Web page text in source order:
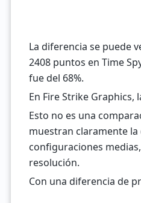
La diferencia se puede
2408 puntos en Time
fue del 68%.
En Fire Strike Graphics,
Esto no es una
muestran claramente
configuraciones
resolución.
Con una diferencia de